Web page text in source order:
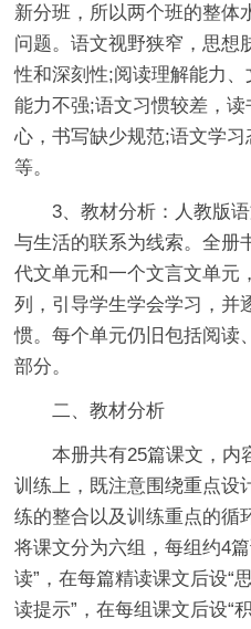
新分班，所以两个班的整体
问题。语文视野狭窄，思想
性和深刻性;阅读理解能力
能力不强;语文习惯较差，
心，书写缺少规范;语文学
等。
3、教材分析：人教版
与生活的联系为线索。全册
代文单元和一个文言文单元
列，引导学生学会学习，并
惯。每个单元仍旧包括阅读
部分。
二、教材分析
本册共有25篇课文，内
训练上，既注意围绕重点设
练的整合以及训练重点的循
将课文分为六组，每组约4
读”，在每篇精读课文后设“
读提示”，在每组课文后设“积